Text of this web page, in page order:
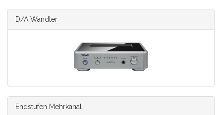
D/A Wandler
Endstufen Mehrkanal